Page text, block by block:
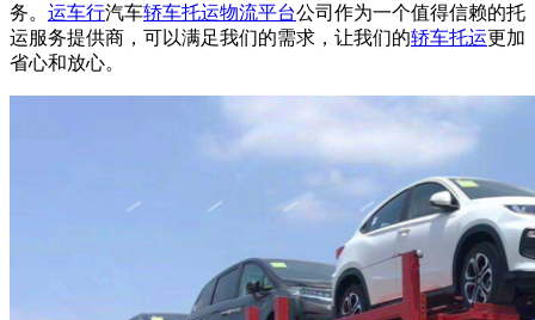
务。 运车行汽车轿车托运物流平台公司作为一个值得信赖的托
运服务提供商，可以满足我们的需求，让我们的轿车托运更加
省心和放心。